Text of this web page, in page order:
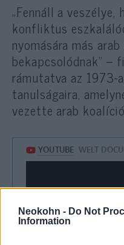
Neokohn - Do Not
Information
„Fennáll a
konfliktus
nyomására más
bekapcsolódnak” –
rámutatva az 1973-
tanulságaira,
vezette arab